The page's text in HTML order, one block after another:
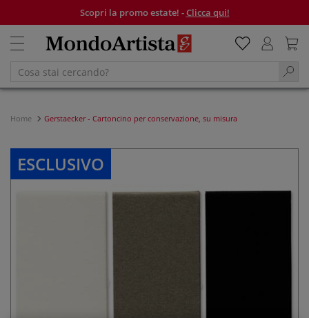
Scopri la promo estate! -Clicca qui!
Home Gerstaecker - Cartoncino per conservazione, su misura
ESCLUSIVO